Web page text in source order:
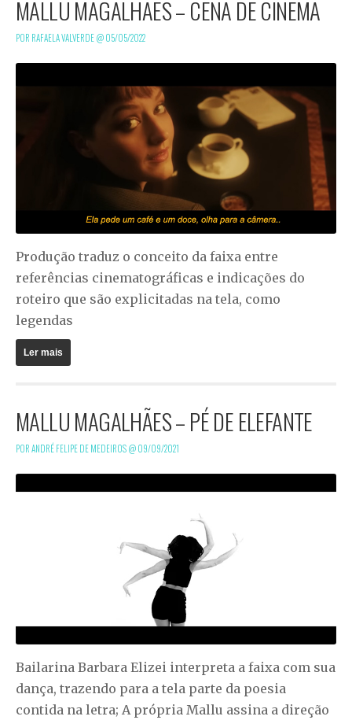
MALLU MAGALHÃES – CENA DE CINEMA
POR RAFAELA VALVERDE @05/05/2022
Produção traduz o conceito da faixa entre
referências cinematográficas e indicações do
roteiro que são explicitadas na tela, como
legendas
Ler mais
MALLU MAGALHÃES – PÉ DE ELEFANTE
POR ANDRÉ FELIPE DE MEDEIROS @09/09/2021
Bailarina Barbara Elizei interpreta a faixa com sua
dança, trazendo para a tela parte da poesia
contida na letra; A própria Mallu assina a direção